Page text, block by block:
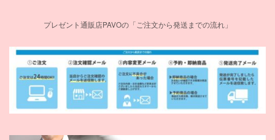
プレゼント通販店PAVOの「ご注文から発送までの流れ」